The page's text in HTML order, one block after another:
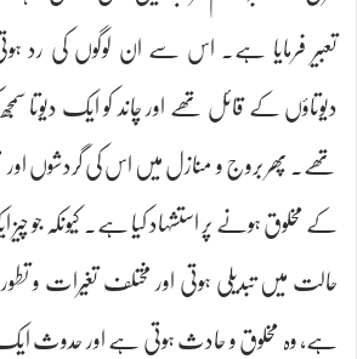
تعبیر فرمایا ہے۔ اس سے ان لوگوں کی رد
دیوتاؤں کے قائل تھے اور چاند کو ایک دیوتا
تھے۔ پھر بروج و منازل میں اس کی گردشوں
کے مخلوق ہونے پر استشہاد کیا ہے۔ کیونکہ
حالت میں تبدیلی ہوتی اور مختلف تغیرات و
ہے، وہ مخلوق و حادث ہوتی ہے اور حدوث